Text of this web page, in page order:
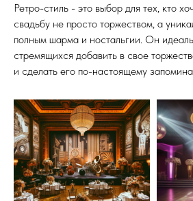
Ретро-стиль - это выбор для тех, кто
свадьбу не просто торжеством, а
полным шарма и ностальгии. Он
стремящихся добавить в свое
и сделать его по-настоящему